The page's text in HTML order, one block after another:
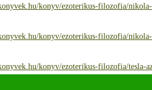
konyv/ezoterikus-filozofia/
konyv/ezoterikus-filozofia/
konyv/ezoterikus-filozofia/tesla-